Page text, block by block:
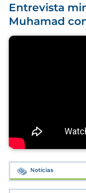
Entrevista
Muhamad
Noticias